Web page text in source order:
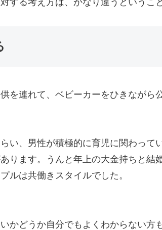
を連れて、ベビーカーをひきながら
い、男性が積極的に育児に関わって
ります。うんと年上の大金持ちと結
ルは共働きスタイルでした。
かどうか自分でもよくわからない方